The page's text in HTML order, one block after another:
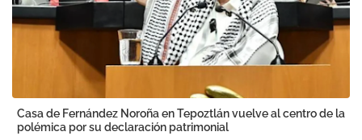
Casa de Fernández Noroña en Tepoztlán vuelve al centro de la
polémica por su declaración patrimonial